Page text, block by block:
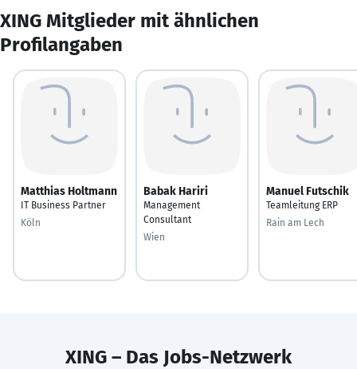
XING Mitglieder mit ähnlichen
Profilangaben
Matthias Holtmann
IT Business Partner
Köln
Babak Hariri
Management
Consultant
Wien
Manuel Futschik
Teamleitung ERP
Rain am Lech
XING – Das Jobs-Netzwerk